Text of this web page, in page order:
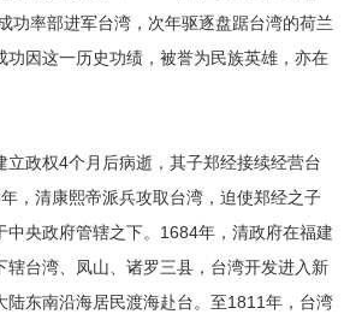
功率部进军台湾，次年驱逐盘踞台湾的荷兰
功因这一历史功绩，被誉为民族英雄，亦在
政权4个月后病逝，其子郑经接续经营台
，清康熙帝派兵攻取台湾，迫使郑经之子
中央政府管辖之下。1684年，清政府在福建
辖台湾、凤山、诸罗三县，台湾开发进入新
陆东南沿海居民渡海赴台。至1811年，台湾